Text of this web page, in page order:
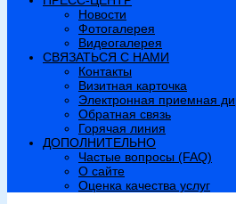
Новости
Фотогалерея
Видеогалерея
СВЯЗАТЬСЯ С НАМИ
Контакты
Визитная карточка
Электронная приемная
Обратная связь
Горячая линия
ДОПОЛНИТЕЛЬНО
Частые вопросы (FAQ)
О сайте
Оценка качества услуг